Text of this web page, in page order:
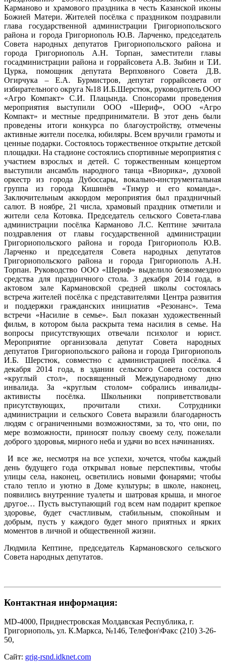
Карманово и храмового праздника в честь Казанской иконы
Божией Матери. Жителей посёлка с праздником поздравили
глава государственной администрации Григориопольского
района и города Григориополь Ю.В. Ларченко, председатель
Совета народных депутатов Григориопольского района и
города Григориополь А.Н. Торпан, заместители главы
госадминистрации района и горрайсовета А.В. Зыбин и Т.И.
Цурка, помощник депутата Верпховного Совета Д.В.
Огирчука – Е.А. Бурмистров, депутат горрайсовета от
избирательного округа №18 И.Б.Шерстюк, руководитель ООО
«Агро Компакт» С.И. Плацында. Спонсорами проведения
мероприятия выступили ООО «Шериф», ООО «Агро
Компакт» и местные предприниматели. В этот день были
проведены итоги конкурса по благоустройству, отмечены
активные жители поселка, юбиляры. Всем вручили грамоты и
ценные подарки. Состоялось торжественное открытие детской
площадки. На стадионе состоялись спортивные мероприятия с
участием взрослых и детей. С торжественным концертом
выступили ансамбль народного танца «Виорика», духовой
оркестр из города Дубоссары, вокально-инструментальная
группа из города Кишинёв «Тимур и его команда».
Заключительным аккордом мероприятия был праздничный
салют. В ноябре, 21 числа, храмовый праздник отметили и
жители села Котовка. Председатель сельского Совета-глава
администрации посёлка Карманово Л.С. Кептине зачитала
поздравления от главы государственной администрации
Григориопольского района и города Григориополь Ю.В.
Ларченко и председателя Совета народных депутатов
Григориопольского района и города Григориополь А.Н.
Торпан. Руководство ООО «Шериф» выделило безвозмездно
средства для праздничного стола. 3 декабря 2014 года, в
актовом зале Кармановской средней школы состоялась
встреча жителей посёлка с представителями Центра развития
и поддержки гражданских инициатив «Резонанс». Тема
встречи «Насилие в семье». Был показан художественный
фильм, в котором была раскрыта тема насилия в семье. На
вопросы присутствующих отвечали психолог и юрист.
Мероприятие организовала депутат Совета народных
депутатов Григориопольского района и города Григориополь
И.Б. Шерстюк, совместно с администрацией посёлка. 4
декабря 2014 года, в здании сельского Совета состоялся
«круглый стол», посвященный Международному дню
инвалида. За «круглым столом» собрались инвалиды-
активисты посёлка. Школьники поприветствовали
присутствующих, прочитали стихи. Сотрудники
администрации и сельского Совета выразили благодарность
людям с ограниченными возможностями, за то, что они, по
мере возможности, приносят пользу своему селу, пожелали
доброго здоровья, мирного неба и удачи во всех начинаниях.
И все же, несмотря на все успехи, хочется, чтобы каждый
день будущего года открывал новые перспективы, чтобы
улицы села, наконец, осветились новыми фонарями; чтобы
стало тепло и уютно в Доме культуры; в школе, наконец,
появились внутренние туалеты и шатровая крыша, и многое
другое… Пусть выступающий год всем нам подарит крепкое
здоровье, будет счастливым, стабильным, спокойным и
добрым, пусть у каждого будет много приятных и ярких
моментов в личной и общественной жизни.
Людмила Кептине, председатель Кармановского сельского
Совета народных депутатов.
Контактная информация:
MD-4000, Приднестровская Молдавская Республика, г.
Григориополь, ул. К.Маркса, №146, Телефон\Факс (210) 3-26-
50,
Сайт: grig-rsnd.idknet.com